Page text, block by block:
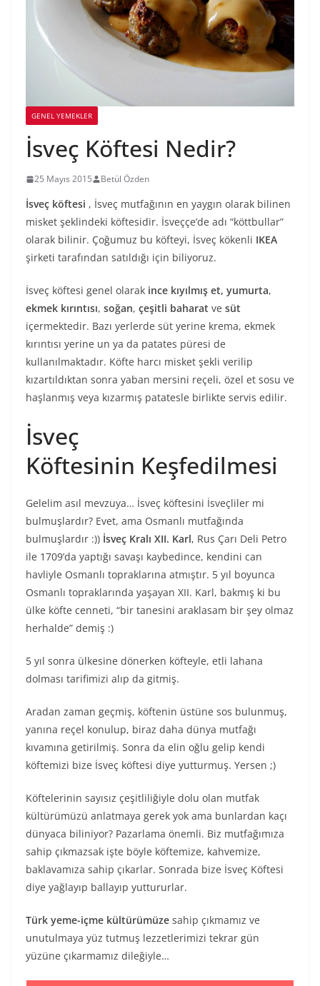
GENEL YEMEKLER
İsveç Köftesi Nedir?
25 Mayıs 2015 Betül Özden
İsveç köftesi , İsveç mutfağının en yaygın olarak bilinen
misket şeklindeki köftesidir. İsveççe’de adı “köttbullar”
olarak bilinir. Çoğumuz bu köfteyi, İsveç kökenli IKEA
şirketi tarafından satıldığı için biliyoruz.
İsveç köftesi genel olarak ince kıyılmış et, yumurta,
ekmek kırıntısı, soğan, çeşitli baharat ve süt
içermektedir. Bazı yerlerde süt yerine krema, ekmek
kırıntısı yerine un ya da patates püresi de
kullanılmaktadır. Köfte harcı misket şekli verilip
kızartıldıktan sonra yaban mersini reçeli, özel et sosu ve
haşlanmış veya kızarmış patatesle birlikte servis edilir.
İsveç
Köftesinin Keşfedilmesi
Gelelim asıl mevzuya… İsveç köftesini İsveçliler mi
bulmuşlardır? Evet, ama Osmanlı mutfağında
bulmuşlardır :)) İsveç Kralı XII. Karl, Rus Çarı Deli Petro
ile 1709’da yaptığı savaşı kaybedince, kendini can
havliyle Osmanlı topraklarına atmıştır. 5 yıl boyunca
Osmanlı topraklarında yaşayan XII. Karl, bakmış ki bu
ülke köfte cenneti, “bir tanesini araklasam bir şey olmaz
herhalde” demiş :)
5 yıl sonra ülkesine dönerken köfteyle, etli lahana
dolması tarifimizi alıp da gitmiş.
Aradan zaman geçmiş, köftenin üstüne sos bulunmuş,
yanına reçel konulup, biraz daha dünya mutfağı
kıvamına getirilmiş. Sonra da elin oğlu gelip kendi
köftemizi bize İsveç köftesi diye yutturmuş. Yersen ;)
Köftelerinin sayısız çeşitliliğiyle dolu olan mutfak
kültürümüzü anlatmaya gerek yok ama bunlardan kaçı
dünyaca biliniyor? Pazarlama önemli. Biz mutfağımıza
sahip çıkmazsak işte böyle köftemize, kahvemize,
baklavamıza sahip çıkarlar. Sonrada bize İsveç Köftesi
diye yağlayıp ballayıp yuttururlar.
Türk yeme-içme kültürümüze sahip çıkmamız ve
unutulmaya yüz tutmuş lezzetlerimizi tekrar gün
yüzüne çıkarmamız dileğiyle…